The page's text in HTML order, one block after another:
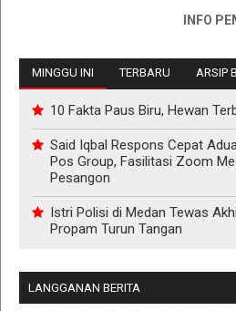
INFO
MINGGU INI TERBARU ARSIP
10 Fakta Paus Biru, Hewan
Said Iqbal Respons Cepat
Pos Group, Fasilitasi Zoom
Pesangon
Istri Polisi di Medan Tewas
Propam Turun Tangan
LANGGANAN BERITA